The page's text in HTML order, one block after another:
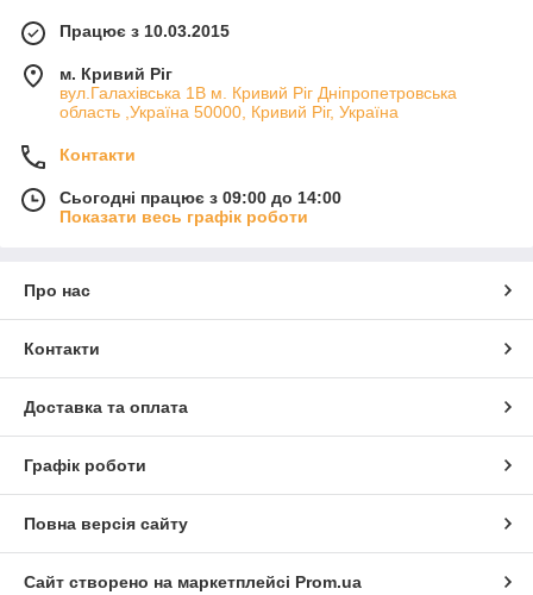
Працює з 10.03.2015
м. Кривий Ріг
вул.Галахівська 1В м. Кривий Ріг Дніпропетровська
область ,Україна 50000, Кривий Ріг, Україна
Контакти
Сьогодні працює з 09:00 до 14:00
Показати весь графік роботи
Про нас
Контакти
Доставка та оплата
Графік роботи
Повна версія сайту
Сайт створено на маркетплейсі Prom.ua